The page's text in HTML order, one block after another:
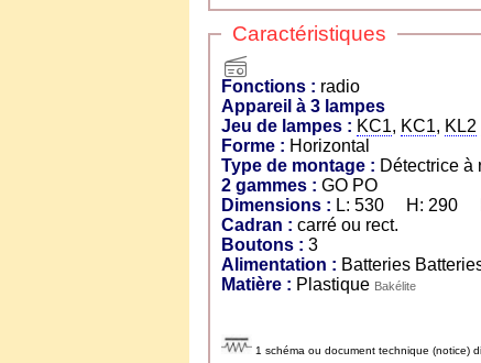
Caractéristiques
Fonctions : radio
Appareil à 3 lampes
Jeu de lampes : KC1, KC1, KL2
Forme : Horizontal
Type de montage : Détectrice à
2 gammes :
GO PO
Dimensions : L: 530 H: 290
Cadran : carré ou rect.
Boutons : 3
Alimentation :
Batteries
Matière : Plastique Bakélite
1 schéma ou document technique (notice)